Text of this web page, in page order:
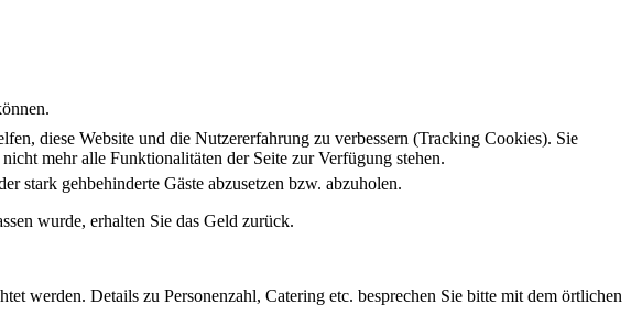
stark gehbehinderte Gäste abzusetzen bzw. abzuholen.
wurde, erhalten Sie das Geld zurück.
werden. Details zu Personenzahl, Catering etc. besprechen Sie bitte mit dem örtlichen
diese Website und die Nutzererfahrung zu verbessern (Tracking Cookies). Sie
mehr alle Funktionalitäten der Seite zur Verfügung stehen.